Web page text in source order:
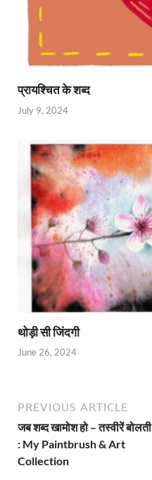
प्रायश्चित के शब्द
July 9, 2024
थोड़ी सी जिंदगी
June 26, 2024
PREVIOUS ARTICLE
जब शब्द खामोश हो – तस्वीरें बोलती
: My Paintbrush & Art
Collection